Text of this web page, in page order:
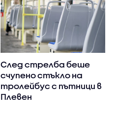
След стрелба беше
счупено стъкло на
тролейбус с пътници в
Плевен